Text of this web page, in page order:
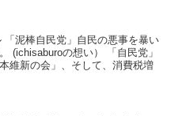
泥棒自民党」自民の悪事を暴い
(ichisaburoの想い） 「自民党」
維新の会」、そして、消費税増